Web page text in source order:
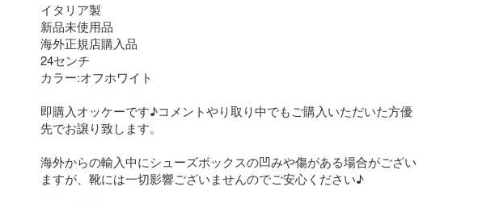
イタリア製
新品未使用品
海外正規店購入品
24センチ
カラー:オフホワイト
即購入オッケーです♪コメントやり取り中でもご購入いただいた方優
先でお譲り致します。
海外からの輸入中にシューズボックスの凹みや傷がある場合がござい
ますが、靴には一切影響ございませんのでご安心ください♪